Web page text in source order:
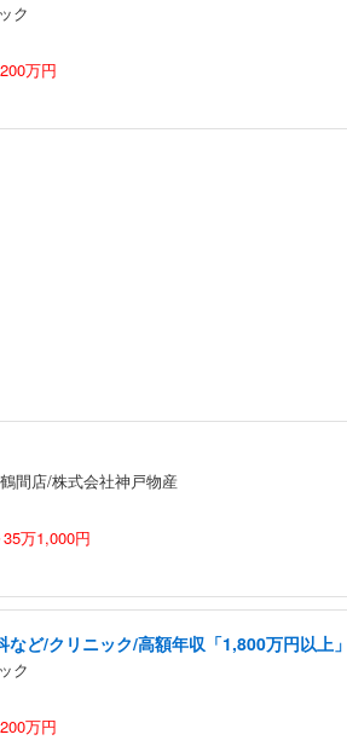
ク
万円
間店/株式会社神戸物産
万1,000円
など/クリニック/高額年収「1,800万円以上
ク
万円